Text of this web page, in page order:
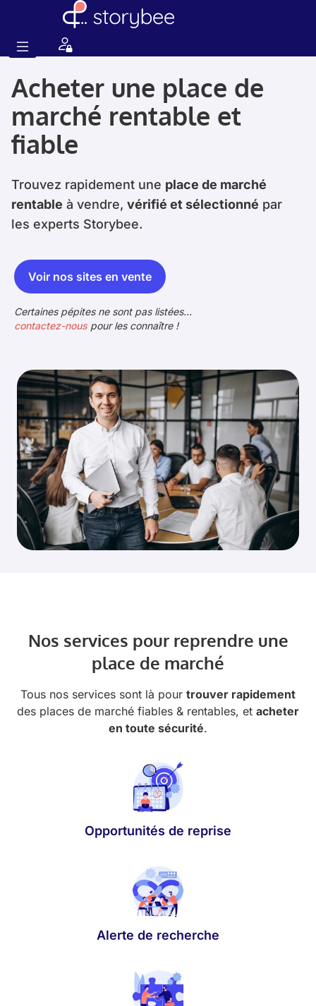
Acheter une place de
marché rentable et
fiable
Trouvez rapidement une place de marché
rentable à vendre, vérifié et sélectionné par
les experts Storybee.
Voir nos sites en vente
Certaines pépites ne sont pas listées...
contactez-nous pour les connaître !
Nos services pour reprendre une
place de marché
Tous nos services sont là pour trouver rapidement
des places de marché fiables & rentables, et acheter
en toute sécurité.
Opportunités de reprise
Alerte de recherche